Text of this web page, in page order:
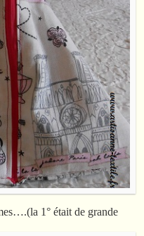
1° était de grande